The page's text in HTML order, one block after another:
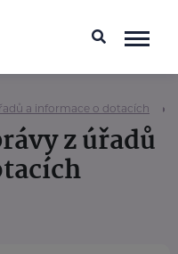
a informace o dotacích
z úřadů